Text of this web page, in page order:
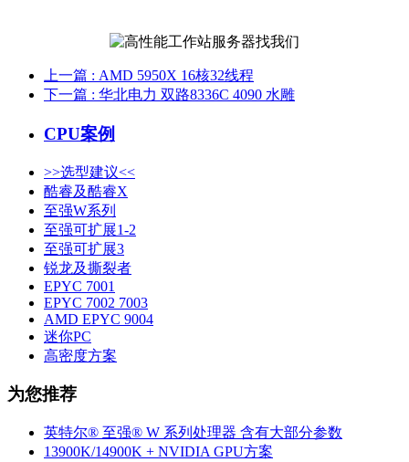
上一篇 : AMD 5950X 16核32线程
下一篇 : 华北电力 双路8336C 4090 水雕
CPU案例
>>选型建议<<
酷睿及酷睿X
至强W系列
至强可扩展1-2
至强可扩展3
锐龙及撕裂者
EPYC 7001
EPYC 7002 7003
AMD EPYC 9004
迷你PC
高密度方案
为您推荐
英特尔® 至强® W 系列处理器 含有大部分参数
13900K/14900K + NVIDIA GPU方案